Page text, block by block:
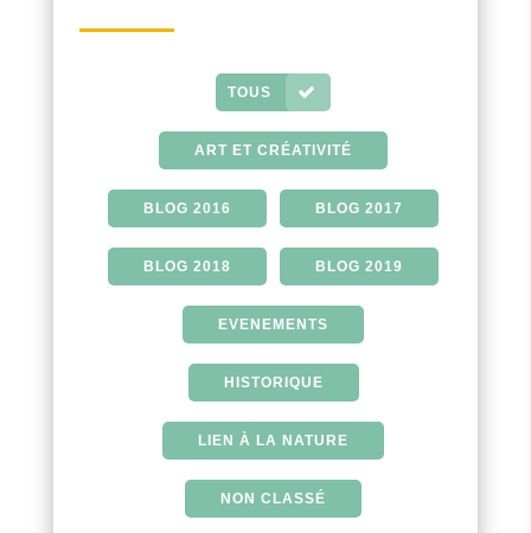
TOUS
ART ET CRÉATIVITÉ
BLOG 2016 BLOG 2017
BLOG 2018 BLOG 2019
EVENEMENTS
HISTORIQUE
LIEN À LA NATURE
NON CLASSÉ